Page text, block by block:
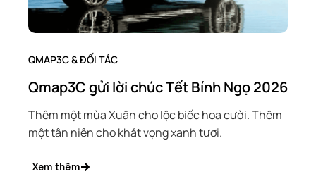
QMAP3C & ĐỐI TÁC
Qmap3C gửi lời chúc Tết Bính Ngọ 2026
Thêm một mùa Xuân cho lộc biếc hoa cười. Thêm
một tân niên cho khát vọng xanh tươi.
Xem thêm